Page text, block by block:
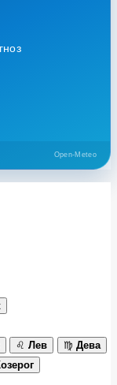
Open-Meteo
♌ Лев ♍ Дева